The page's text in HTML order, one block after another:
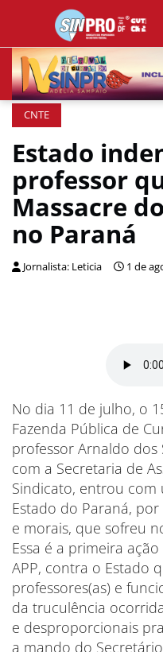
CNTE
Estado
professor
Massacre
no Paraná
Jornalista: Leticia 1 de
No dia 11 de julho, o
Fazenda Pública de
professor Arnaldo
com a Secretaria de
Sindicato, entrou
Estado do Paraná,
e morais, que sofreu
Essa é a primeira
APP, contra o Estado
professores(as) e
da truculência
e desproporcionais
a mando do